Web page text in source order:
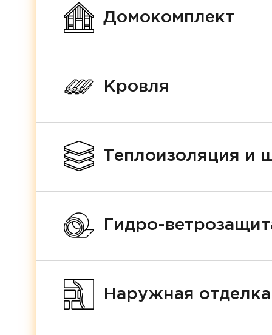
Домокомплект
Кровля
Теплоизоляция и
Гидро-
Наружная